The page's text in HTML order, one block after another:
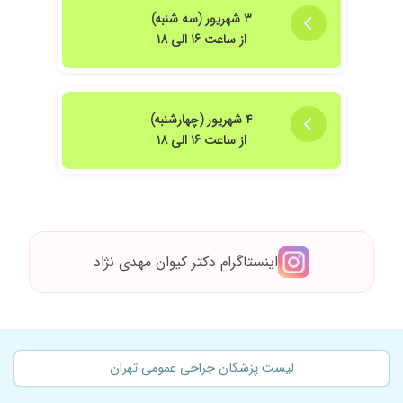
فوق العاده راضی هستیم . پزشک حاذق و فوق العاده
ای هستند.
من دارای یک توده شکمی بوده ام که بسیار در نقطه
حساسی بود و ایشون با تمام دقت و بررسی عالی
که روی پرونده پزشکی من داشتن این عمل رو انجام
دادند و خدا رو شکر با موفقیت انجام شد ایشون
بسیار پزشک متعهد و کار بلد و حاذقی هستند .
۱۴۰۲/۱۲/۰۸
من عمل لاپاراسکوپی کیسه صفرا با آقای دکتر
داشتم. ایشون کارشون بسیار عالی است. هم خیلی
خوش اخلاق هستند و هم در کارشون بسیار حرفه
ای. از عملی که انجام دادم بسیار راضی هستم.
۱۴۰۴/۰۲/۱۷
پزشک حاذق و فوقالعاده حرفهای هستند
من عمل کیسه صفرا پیش ایشون انجام دادم. دکتر ۱۴۰۱/۱۲/۰۷
۳ شهریور (سه شنبه)
از ساعت ۱۶ الی ۱۸
۴ شهریور (چهارشنبه)
از ساعت ۱۶ الی ۱۸
اینستاگرام دکتر کیوان مهدی نژاد
لیست پزشکان جراحی عمومی تهران